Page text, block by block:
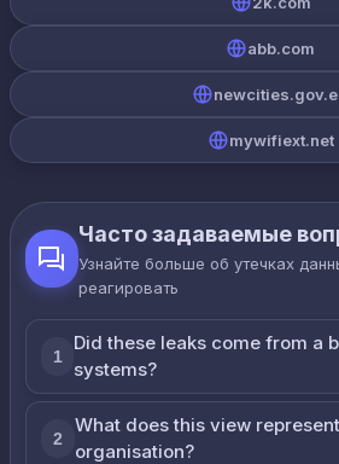
abb.com
mywifiext.net
Часто задаваемые
Узнайте больше об утечках
реагировать
1
Did these leaks come from a
systems?
2
What does this view
organisation?